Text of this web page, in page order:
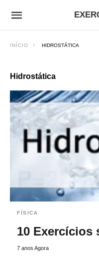
INÍCIO HIDROSTÁTICA
Hidrostática
FÍSICA
10 Exercícios
7 anos Agora